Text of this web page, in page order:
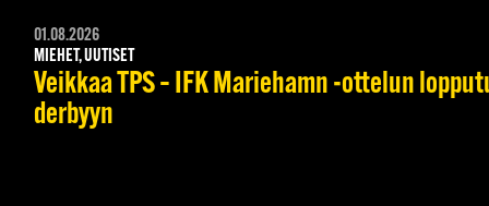
01.08.2026
MIEHET, UUTISET
Veikkaa TPS – IFK Mariehamn -ottelun
derbyyn